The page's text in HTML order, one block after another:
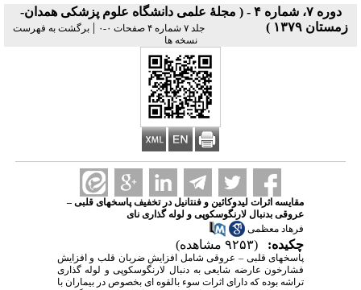
دوره ۷، شماره ۴ - ( مجلۀ علمی دانشگاه علوم پزشکی همدان-
زمستان ۱۳۷۹ )
جلد ۷ شماره ۴ صفحات ۰-۰ | برگشت به فهرست
نسخه ها
مقایسه اثرات لیدوکائین و فنتانیل در تخفیف پاسخهای قلبی –
عروقی بدنبال لارنگوسکوپی و لوله گذاری نای
فرهاد معظمی
چکیده: (۹۲۵۳ مشاهده)
پاسخهای قلبی –عروقی شامل افزایش ضربان قلب و افزایش
فشارخون عارضه شایعی به دنبال لارنگوسکوپی و لوله گذاری
تراشه بوده که دارای اثرات سوء بالقوه ای بخصوص در بیماران با